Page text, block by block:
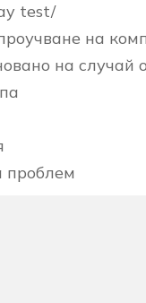
test/
на
на случай
проблем